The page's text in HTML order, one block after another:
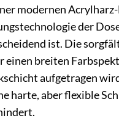
modernen
der
ist. Die
breiten
aufgetragen
aber flexible